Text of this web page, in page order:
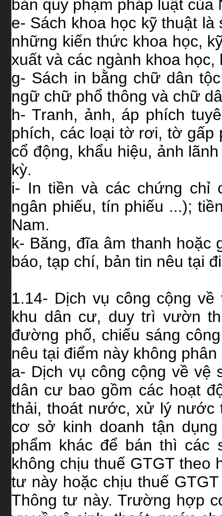
bản quy phạm pháp luật của
e- Sách khoa học kỹ thuật
những kiến thức khoa học,
xuất và các ngành khoa học,
g- Sách in bằng chữ dân
ngữ chữ phổ thông và chữ
h- Tranh, ảnh, áp phích
phích, các loại tờ rơi, tờ gấp
cổ động, khẩu hiệu, ảnh
kỳ.
i- In tiền và các chứng chỉ
ngân phiếu, tín phiếu ...);
Nam.
k- Băng, đĩa âm thanh hoặc
báo, tạp chí, bản tin nêu tại
1.14- Dịch vụ công cộng
khu dân cư, duy trì vườn
đường phố, chiếu sáng
nêu tại điểm này không
a- Dịch vụ công cộng về vệ
dân cư bao gồm các hoạt
thải, thoát nước, xử lý nước
cơ sở kinh doanh tận
phẩm khác để bán thì các
không chịu thuế GTGT theo
tư này hoặc chịu thuế
Thông tư này. Trường hợp